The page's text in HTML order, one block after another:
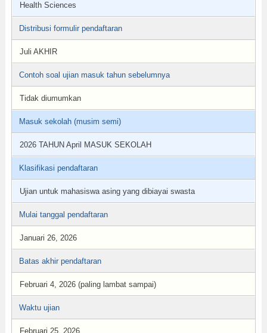
Health Sciences
Distribusi formulir pendaftaran
Juli AKHIR
Contoh soal ujian masuk tahun sebelumnya
Tidak diumumkan
Masuk sekolah (musim semi)
2026 TAHUN April MASUK SEKOLAH
Klasifikasi pendaftaran
Ujian untuk mahasiswa asing yang dibiayai swasta
Mulai tanggal pendaftaran
Januari 26, 2026
Batas akhir pendaftaran
Februari 4, 2026 (paling lambat sampai)
Waktu ujian
Februari 25, 2026